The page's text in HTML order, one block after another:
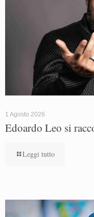
1 Agosto 2026
Edoardo Leo si
Leggi tutto